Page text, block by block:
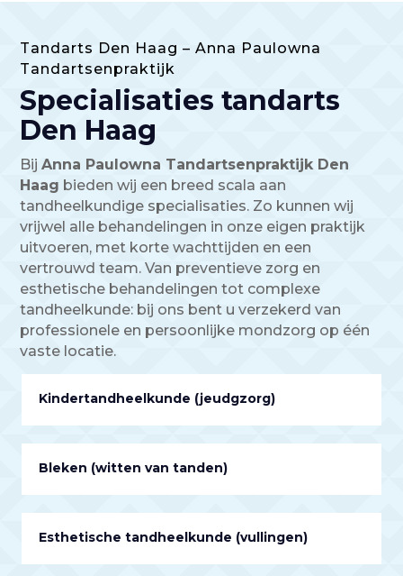
Tandarts Den Haag – Anna Paulowna
Tandartsenpraktijk
Specialisaties tandarts
Den Haag
BijAnna Paulowna Tandartsenpraktijk Den
Haag bieden wij een breed scala aan
tandheelkundige specialisaties. Zo kunnen wij
vrijwel alle behandelingen in onze eigen praktijk
uitvoeren, met korte wachttijden en een
vertrouwd team. Van preventieve zorg en
esthetische behandelingen tot complexe
tandheelkunde: bij ons bent u verzekerd van
professionele en persoonlijke mondzorg op één
vaste locatie.
Kindertandheelkunde (jeudgzorg)
Bleken (witten van tanden)
Esthetische tandheelkunde (vullingen)